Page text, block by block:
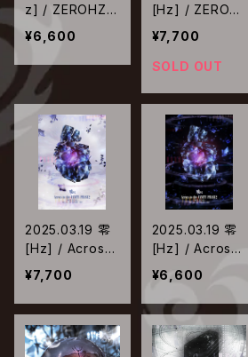
z] / ZEROHZ L
IVE TOUR 202
5 Nebul∀ SAG
A1 FINAL~fetu
s~ at Zepp Di
verCity【Type-
B】
¥6,600
[Hz] / ZEROH
Z 7th ANNIVE
RSARY LIVE SI
XAXIZ-2025-
AST【Type-A】
¥7,700
SOLD OUT
2025.03.19 零
[Hz] / Across
to the VANITY
PHASE2-TOU
R FINAL- 2024.
11.20 at 豊洲PI
T【Type-A】
¥7,700
2025.03.19 零
[Hz] / Across
to the VANITY
PHASE2-TOU
R FINAL- 2024.
11.20 at 豊洲PI
T【Type-B】
¥6,600